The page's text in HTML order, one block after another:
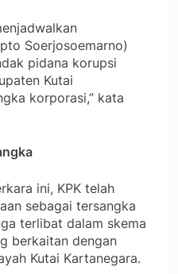
Soerjosoemarno)
pidana korupsi
Kutai
korporasi,” kata
ini, KPK telah
sebagai tersangka
terlibat dalam skema
berkaitan dengan
Kutai Kartanegara.